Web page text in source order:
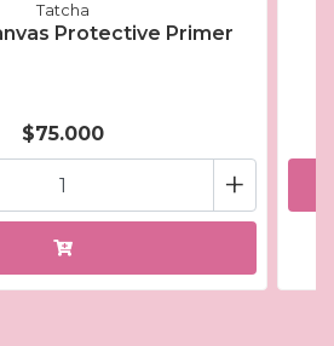
Tatcha
Protective Primer
$75.000
+